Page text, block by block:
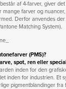
af 4-farver, giver det
farver og
Derfor anvendes der
Matching System).
(PMS)?
spot, ren eller
inden for den
inden for industrien. Et
pigmentblandinger fra